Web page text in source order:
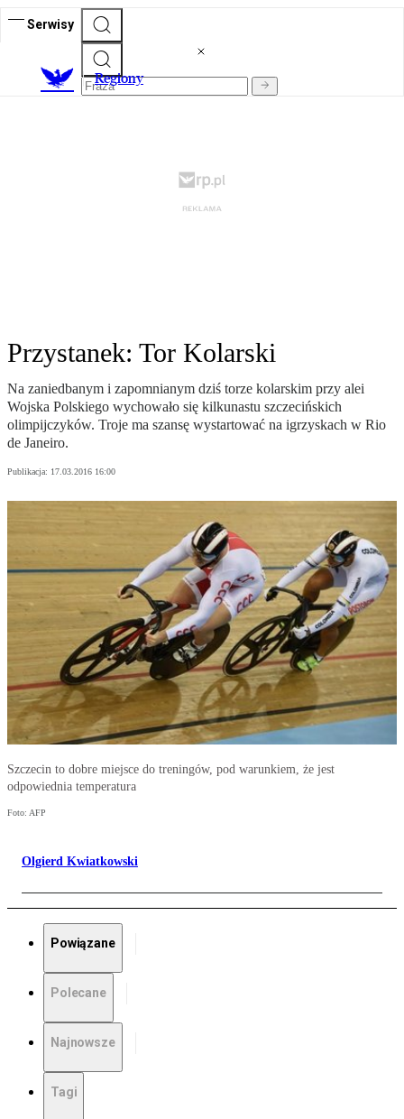
Serwisy
Regiony
Przystanek: Tor Kolarski
Na zaniedbanym i zapomnianym dziś torze kolarskim przy alei
Wojska Polskiego wychowało się kilkunastu szczecińskich
olimpijczyków. Troje ma szansę wystartować na igrzyskach w Rio
de Janeiro.
Publikacja: 17.03.2016 16:00
Szczecin to dobre miejsce do treningów, pod warunkiem, że jest
odpowiednia temperatura
Foto: AFP
Olgierd Kwiatkowski
Powiązane
Polecane
Najnowsze
Tagi